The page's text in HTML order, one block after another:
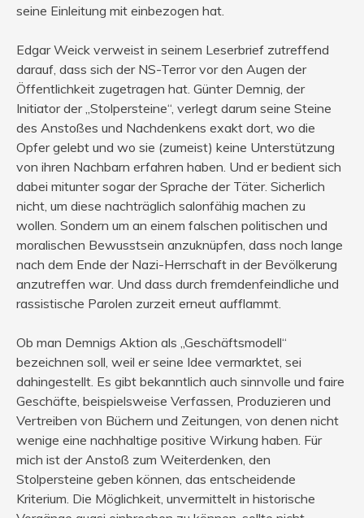
seine Einleitung mit einbezogen hat.
Edgar Weick verweist in seinem Leserbrief zutreffend
darauf, dass sich der NS-Terror vor den Augen der
Öffentlichkeit zugetragen hat. Günter Demnig, der
Initiator der „Stolpersteine“, verlegt darum seine Steine
des Anstoßes und Nachdenkens exakt dort, wo die
Opfer gelebt und wo sie (zumeist) keine Unterstützung
von ihren Nachbarn erfahren haben. Und er bedient sich
dabei mitunter sogar der Sprache der Täter. Sicherlich
nicht, um diese nachträglich salonfähig machen zu
wollen. Sondern um an einem falschen politischen und
moralischen Bewusstsein anzuknüpfen, dass noch lange
nach dem Ende der Nazi-Herrschaft in der Bevölkerung
anzutreffen war. Und dass durch fremdenfeindliche und
rassistische Parolen zurzeit erneut aufflammt.
Ob man Demnigs Aktion als „Geschäftsmodell“
bezeichnen soll, weil er seine Idee vermarktet, sei
dahingestellt. Es gibt bekanntlich auch sinnvolle und faire
Geschäfte, beispielsweise Verfassen, Produzieren und
Vertreiben von Büchern und Zeitungen, von denen nicht
wenige eine nachhaltige positive Wirkung haben. Für
mich ist der Anstoß zum Weiterdenken, den
Stolpersteine geben können, das entscheidende
Kriterium. Die Möglichkeit, unvermittelt in historische